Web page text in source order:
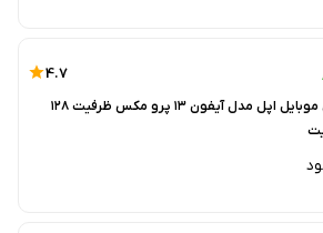
4.7
گوشی موبایل اپل مدل آیفون ۱۳ پرو مکس ظرفیت ۱۲۸